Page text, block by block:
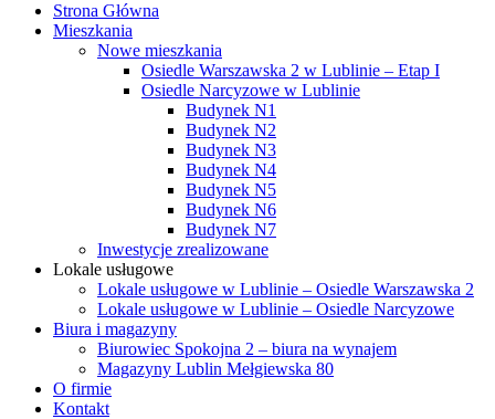
Strona Główna
Mieszkania
Nowe mieszkania
Osiedle Warszawska 2 w Lublinie – Etap I
Osiedle Narcyzowe w Lublinie
Budynek N1
Budynek N2
Budynek N3
Budynek N4
Budynek N5
Budynek N6
Budynek N7
Inwestycje zrealizowane
Lokale usługowe
Lokale usługowe w Lublinie – Osiedle Warszawska 2
Lokale usługowe w Lublinie – Osiedle Narcyzowe
Biura i magazyny
Biurowiec Spokojna 2 – biura na wynajem
Magazyny Lublin Mełgiewska 80
O firmie
Kontakt